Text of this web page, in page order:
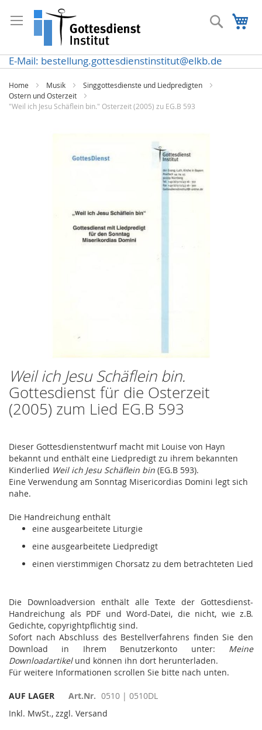
zum
Inhalt
Suche
E-Mail: bestellung.gottesdienstinstitut@elkb.de
Home Musik
Singgottesdienste und Liedpredigten
Ostern und Osterzeit
"Weil ich Jesu Schäflein bin." Osterzeit (2005) zu EG.B 593
Weil ich Jesu Schäflein bin.
Gottesdienst für die Osterzeit
(2005) zum Lied EG.B 593
Dieser Gottesdienstentwurf macht mit Louise von Hayn
bekannt und enthält eine Liedpredigt zu ihrem bekannten
Kinderlied Weil ich Jesu Schäflein bin (EG.B 593).
Eine Verwendung am Sonntag Misericordias Domini legt sich
nahe.
Die Handreichung enthält
eine ausgearbeitete Liturgie
eine ausgearbeitete Liedpredigt
einen vierstimmigen Chorsatz zu dem betrachteten Lied
Die Downloadversion enthält alle Texte der Gottesdienst-
Handreichung als PDF und Word-Datei, die nicht, wie z.B.
Gedichte, copyrightpflichtig sind.
Sofort nach Abschluss des Bestellverfahrens finden Sie den
Download in Ihrem Benutzerkonto unter: Meine
Downloadartikel und können ihn dort herunterladen.
Für weitere Informationen scrollen Sie bitte nach unten.
AUF LAGER Art.Nr. 0510 | 0510DL
Inkl. MwSt., zzgl. Versand
Zum
Anfang
der
Bildergalerie
springen